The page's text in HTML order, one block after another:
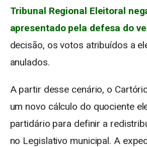
Tribunal Regional Eleitoral
apresentado pela defesa do
decisão, os votos atribuídos a
anulados.
A partir desse cenário, o
um novo cálculo do quociente
partidário para definir a
no Legislativo municipal. A